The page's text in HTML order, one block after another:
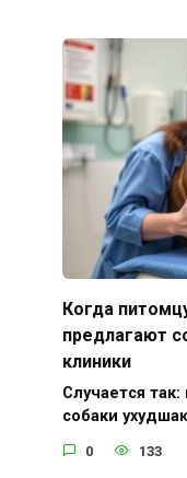
Когда
предлагают
клиники
Случается
собаки
0 133